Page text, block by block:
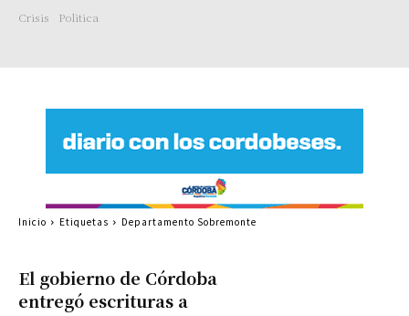
Crisis
Politica
El gobierno de Córdoba
entregó escrituras a
Inicio Etiquetas Departamento Sobremonte